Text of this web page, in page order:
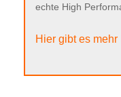
echte High
Hier gibt es